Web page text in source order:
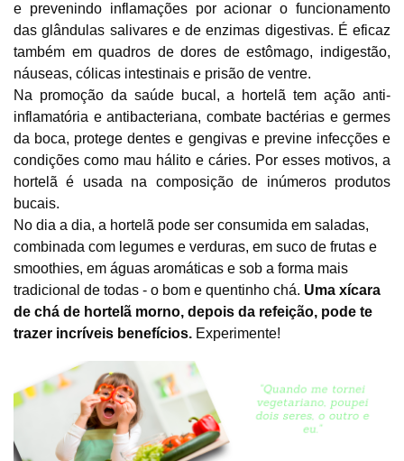
e prevenindo inflamações por acionar o funcionamento
das glândulas salivares e de enzimas digestivas. É eficaz
também em quadros de dores de estômago, indigestão,
náuseas, cólicas intestinais e prisão de ventre.
Na promoção da saúde bucal, a hortelã tem ação anti-
inflamatória e antibacteriana, combate bactérias e germes
da boca, protege dentes e gengivas e previne infecções e
condições como mau hálito e cáries. Por esses motivos, a
hortelã é usada na composição de inúmeros produtos
bucais.
No dia a dia, a hortelã pode ser consumida em saladas,
combinada com legumes e verduras, em suco de frutas e
smoothies, em águas aromáticas e sob a forma mais
tradicional de todas - o bom e quentinho chá. Uma xícara
de chá de hortelã morno, depois da refeição, pode te
trazer incríveis benefícios. Experimente!